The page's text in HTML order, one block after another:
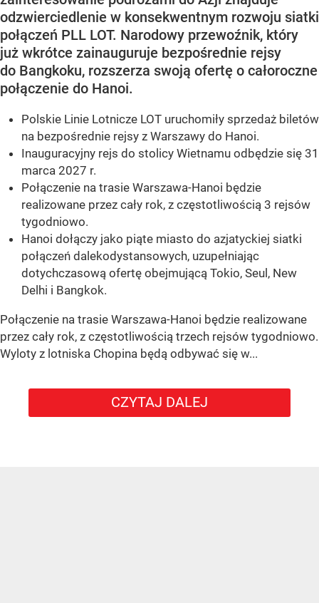
odzwierciedlenie w konsekwentnym rozwoju siatki
połączeń PLL LOT. Narodowy przewoźnik, który
już wkrótce zainauguruje bezpośrednie rejsy
do Bangkoku, rozszerza swoją ofertę o całoroczne
połączenie do Hanoi.
Polskie Linie Lotnicze LOT uruchomiły sprzedaż biletów
na bezpośrednie rejsy z Warszawy do Hanoi.
Inauguracyjny rejs do stolicy Wietnamu odbędzie się 31
marca 2027 r.
Połączenie na trasie Warszawa-Hanoi będzie
realizowane przez cały rok, z częstotliwością 3 rejsów
tygodniowo.
Hanoi dołączy jako piąte miasto do azjatyckiej siatki
połączeń dalekodystansowych, uzupełniając
dotychczasową ofertę obejmującą Tokio, Seul, New
Delhi i Bangkok.
Połączenie na trasie Warszawa-Hanoi będzie realizowane
przez cały rok, z częstotliwością trzech rejsów tygodniowo.
Wyloty z lotniska Chopina będą odbywać się w...
CZYTAJ DALEJ